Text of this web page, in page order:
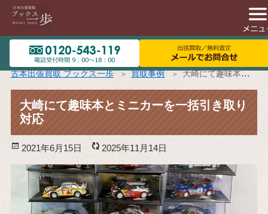
古本出張買取 ブックス一歩 買取事例 大崎にて趣味本とミニカーを一括引き取り対応
大崎にて趣味本とミニカーを一括引き取り
対応
投
稿
2021年6月15日
更
新
日:
2025年11月14日